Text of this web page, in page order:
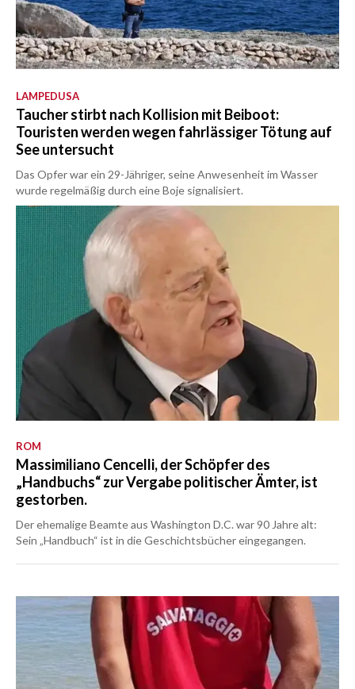
LAMPEDUSA
Taucher stirbt nach Kollision mit Beiboot:
Touristen werden wegen fahrlässiger Tötung auf
See untersucht
Das Opfer war ein 29-Jähriger, seine Anwesenheit im Wasser
wurde regelmäßig durch eine Boje signalisiert.
ROM
Massimiliano Cencelli, der Schöpfer des
„Handbuchs“ zur Vergabe politischer Ämter, ist
gestorben.
Der ehemalige Beamte aus Washington D.C. war 90 Jahre alt:
Sein „Handbuch“ ist in die Geschichtsbücher eingegangen.